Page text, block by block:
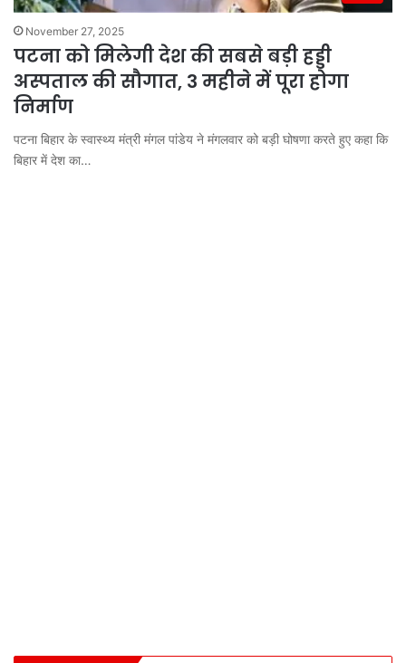
November 27, 2025
पटना को मिलेगी देश की सबसे बड़ी हड्डी
अस्पताल की सौगात, 3 महीने में पूरा होगा
निर्माण
पटना बिहार के स्वास्थ्य मंत्री मंगल पांडेय ने मंगलवार को बड़ी घोषणा करते हुए कहा कि
बिहार में देश का…